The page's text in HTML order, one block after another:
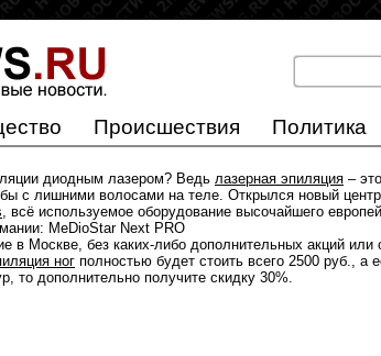
Происшествия Политика
диодным лазером? Ведь лазерная эпиляция – это
с лишними волосами на теле. Открылся новый
, всё используемое оборудование высочайшего
MeDioStar Next PRO
в Москве, без каких-либо дополнительных акций или
ног полностью будет стоить всего 2500 руб., а
то дополнительно получите скидку 30%.